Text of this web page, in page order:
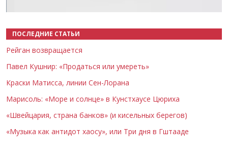
ПОСЛЕДНИЕ СТАТЬИ
Рейган возвращается
Павел Кушнир: «Продаться или умереть»
Краски Матисса, линии Сен-Лорана
Марисоль: «Море и солнце» в Кунстхаусе Цюриха
«Швейцария, страна банков» (и кисельных берегов)
«Музыка как антидот хаосу», или Три дня в Гштааде